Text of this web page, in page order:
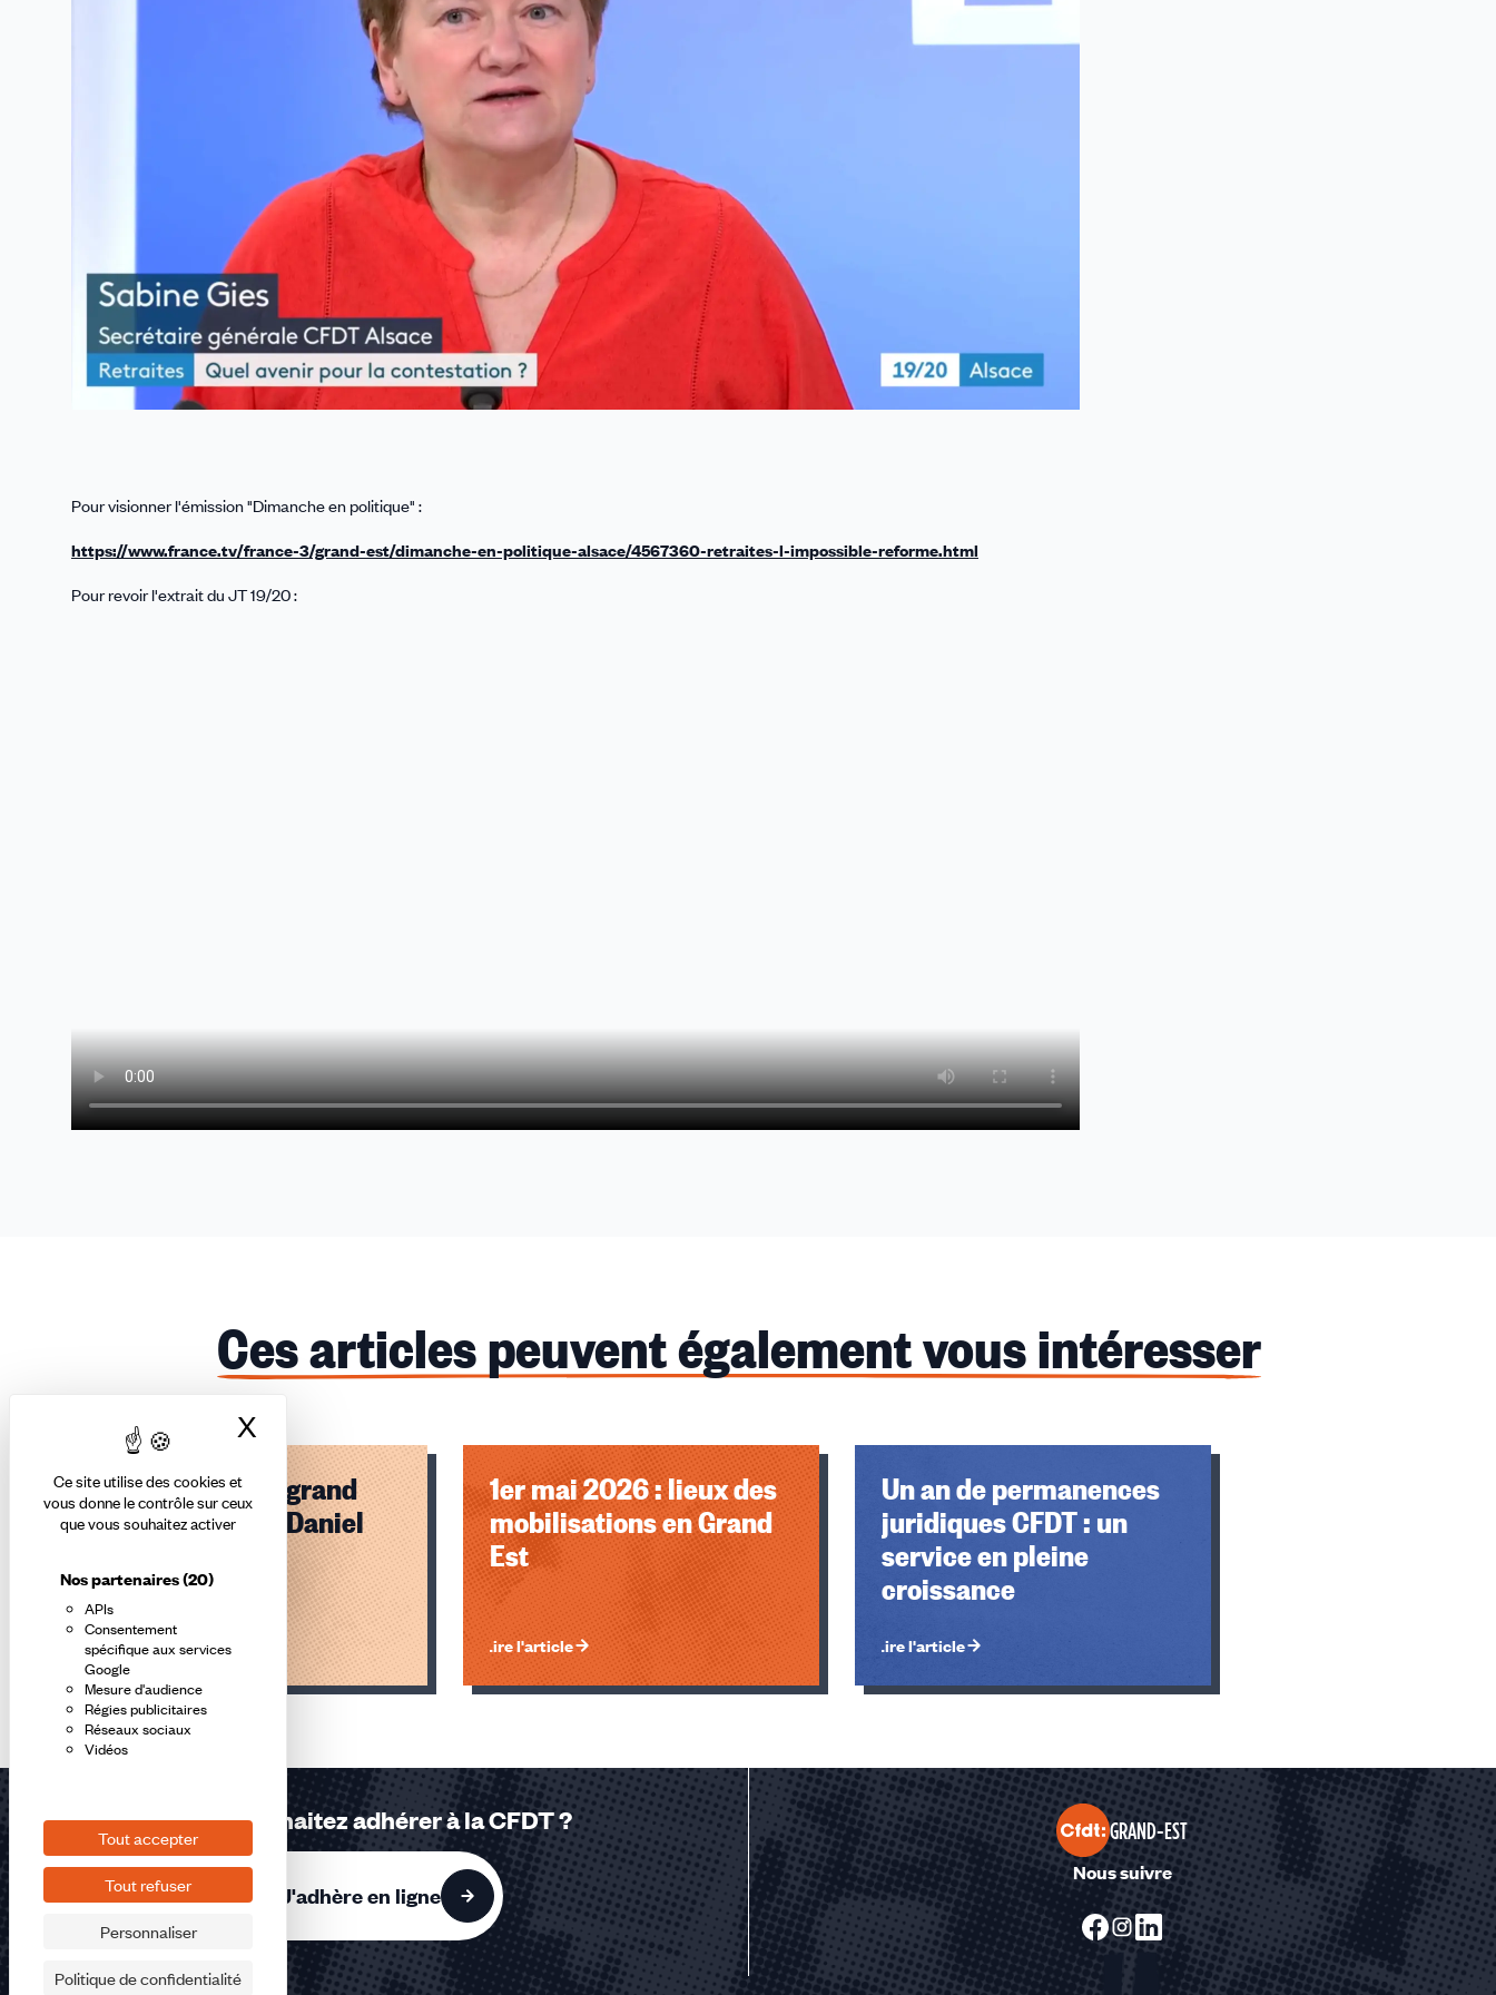
Ce site utilise des cookies et
vous donne le contrôle sur ceux
que vous souhaitez activer
Nos partenaires(20)
APIs
Consentement
spécifique aux services
Google
Mesure d'audience
Régies publicitaires
Réseaux sociaux
Vidéos
Tout accepter
Tout refuser
Personnaliser
Politique de confidentialité
X
Pour visionner l'émission "Dimanche en politique" :
https://www.france.tv/france-3/grand-est/dimanche-en-politique-alsace/4567360-retraites-l-impossible-reforme.html
Pour revoir l'extrait du JT 19/20 :
Ces articles peuvent également vous intéresser
Hommage à un grand
militant CFDT : Daniel
Lire l'article
1er mai 2026 : lieux des
mobilisations en Grand
Est
Lire l'article
Un an de permanences
juridiques CFDT : un
service en pleine
croissance
Lire l'article
Éléments
1,
2,
accessibles
Vous souhaitez adhérer à la CFDT ?
J'adhère en ligne
GRAND-EST
Nous suivre